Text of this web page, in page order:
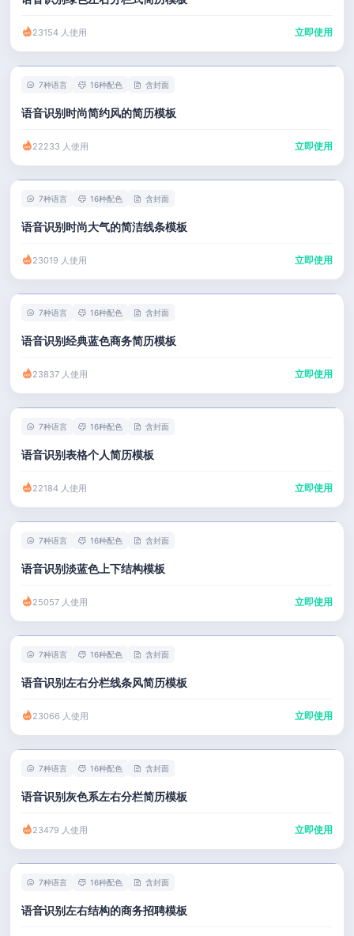
23154 人使用 立即使用
7种语言 16种配色 含封面
语音识别时尚简约风的简历模板
22233 人使用 立即使用
7种语言 16种配色 含封面
语音识别时尚大气的简洁线条模板
23019 人使用 立即使用
7种语言 16种配色 含封面
语音识别经典蓝色商务简历模板
23837 人使用 立即使用
7种语言 16种配色 含封面
语音识别表格个人简历模板
22184 人使用 立即使用
7种语言 16种配色 含封面
语音识别淡蓝色上下结构模板
25057 人使用 立即使用
7种语言 16种配色 含封面
语音识别左右分栏线条风简历模板
23066 人使用 立即使用
7种语言 16种配色 含封面
语音识别灰色系左右分栏简历模板
23479 人使用 立即使用
7种语言 16种配色 含封面
语音识别左右结构的商务招聘模板